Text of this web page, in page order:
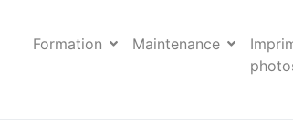
Formation Maintenance